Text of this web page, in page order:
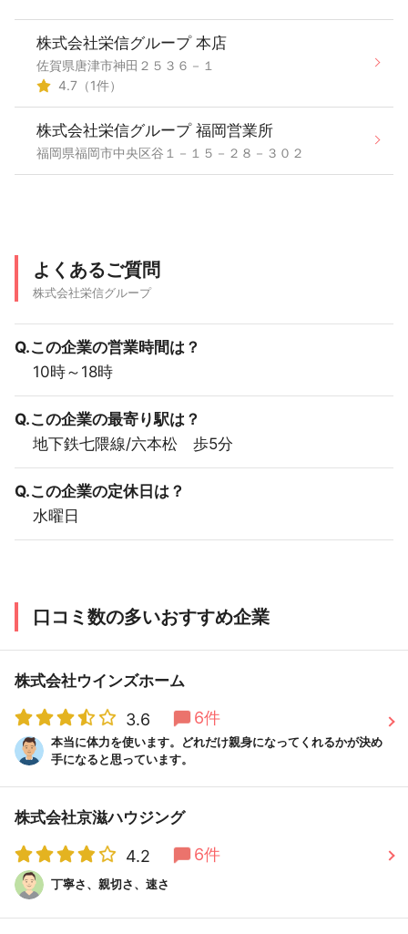
株式会社栄信グループ 本店
佐賀県唐津市神田２５３６－１
4.7（1件）
株式会社栄信グループ 福岡営業所
福岡県福岡市中央区谷１－１５－２８－３０２
よくあるご質問
株式会社栄信グループ
Q.この企業の営業時間は？
10時～18時
Q.この企業の最寄り駅は？
地下鉄七隈線/六本松 歩5分
Q.この企業の定休日は？
水曜日
口コミ数の多いおすすめ企業
株式会社ウインズホーム
3.6 6件
本当に体力を使います。どれだけ親身になってくれるかが決め
手になると思っています。
株式会社京滋ハウジング
4.2 6件
丁寧さ、親切さ、速さ